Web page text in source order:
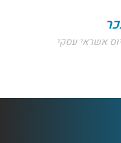
אשראי עסקי